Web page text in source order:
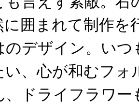
囲まれて制作を
のデザイン。い
い、心が和むフォ
、ドライフラワー